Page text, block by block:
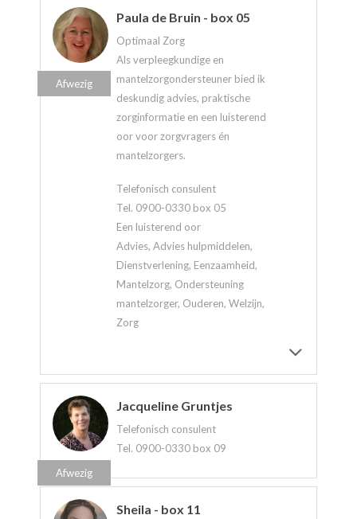
Paula de Bruin - box 05
Optimaal Zorg
Als verpleegkundige en
mantelzorgondersteuner bied ik
deskundig advies, praktische
zorginformatie en een luisterend
oor voor zorgvragers én
mantelzorgers.
Telefonisch consulent
Tel. 0900-0330 box 05
Een luisterend oor
Advies, Advies hulpmiddelen,
Dienstverlening, Eenzaamheid,
Mantelzorg, Ondersteuning
mantelzorger, Ouderen, Welzijn,
Zorg
Afwezig
Jacqueline Gruntjes
Telefonisch consulent
Tel. 0900-0330 box 09
Afwezig
Sheila - box 11